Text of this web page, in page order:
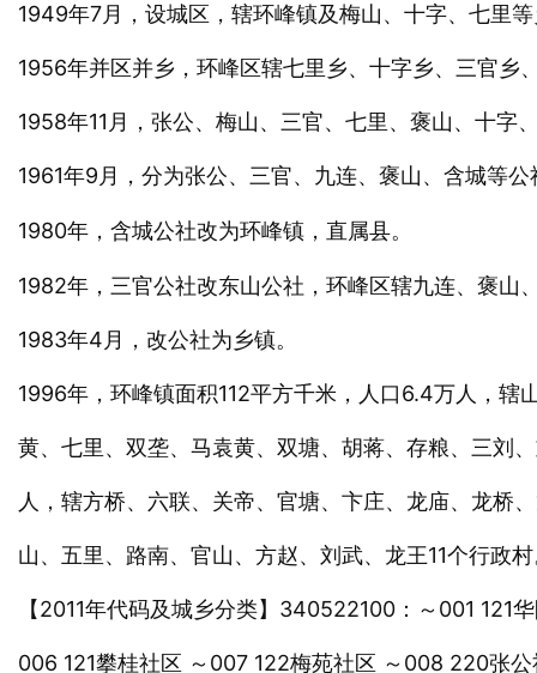
1949年7月，设城区，辖环峰镇及梅山、十字、七里
1956年并区并乡，环峰区辖七里乡、十字乡、三官乡
1958年11月，张公、梅山、三官、七里、褒山、十字
1961年9月，分为张公、三官、九连、褒山、 含城等公
1980年， 含城公社改为环峰镇，直属县。
1982年，三官公社改东山公社，环峰区辖九连、褒山
1983年4月，改公社为乡镇。
1996年，环峰镇面积112平方千米，人口6.4万人，
黄、七里、双垄、马袁黄、双塘、胡蒋、存粮、三刘
人，辖方桥、六联、关帝、官塘、卞庄、龙庙、龙桥
山、五里、路南、官山、方赵、刘武、龙王11个行政
【2011年代码及城乡分类】340522100：～001 121
006 121攀桂社区 ～007 122梅苑社区 ～008 220张